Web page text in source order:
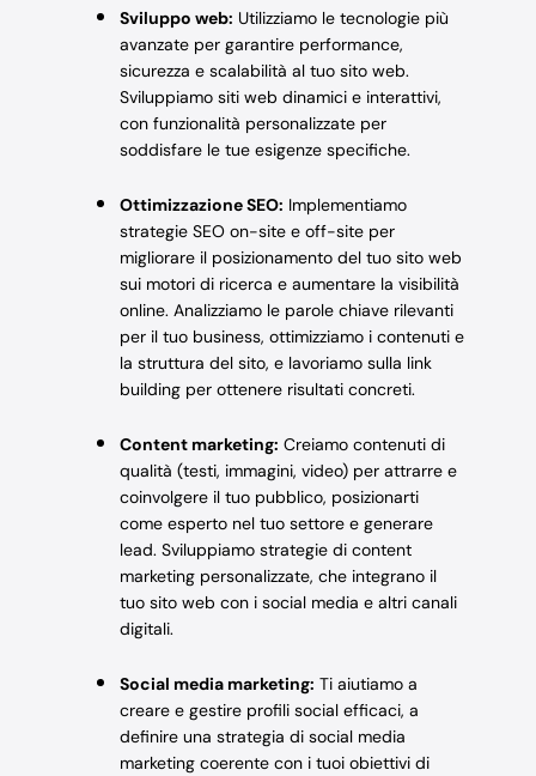
Sviluppo web: Utilizziamo le tecnologie più
avanzate per garantire performance,
sicurezza e scalabilità al tuo sito web.
Sviluppiamo siti web dinamici e interattivi,
con funzionalità personalizzate per
soddisfare le tue esigenze specifiche.
Ottimizzazione SEO: Implementiamo
strategie SEO on-site e off-site per
migliorare il posizionamento del tuo sito web
sui motori di ricerca e aumentare la visibilità
online. Analizziamo le parole chiave rilevanti
per il tuo business, ottimizziamo i contenuti e
la struttura del sito, e lavoriamo sulla link
building per ottenere risultati concreti.
Content marketing: Creiamo contenuti di
qualità (testi, immagini, video) per attrarre e
coinvolgere il tuo pubblico, posizionarti
come esperto nel tuo settore e generare
lead. Sviluppiamo strategie di content
marketing personalizzate, che integrano il
tuo sito web con i social media e altri canali
digitali.
Social media marketing: Ti aiutiamo a
creare e gestire profili social efficaci, a
definire una strategia di social media
marketing coerente con i tuoi obiettivi di